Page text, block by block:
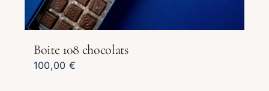
Boite 108 chocolats
100,00 €